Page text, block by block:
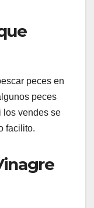
peces en
peces
los vendes se
facilito.